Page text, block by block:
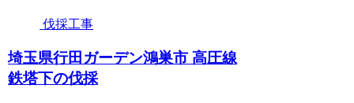
伐採工事
埼玉県行田ガーデン鴻巣市 高圧線
鉄塔下の伐採